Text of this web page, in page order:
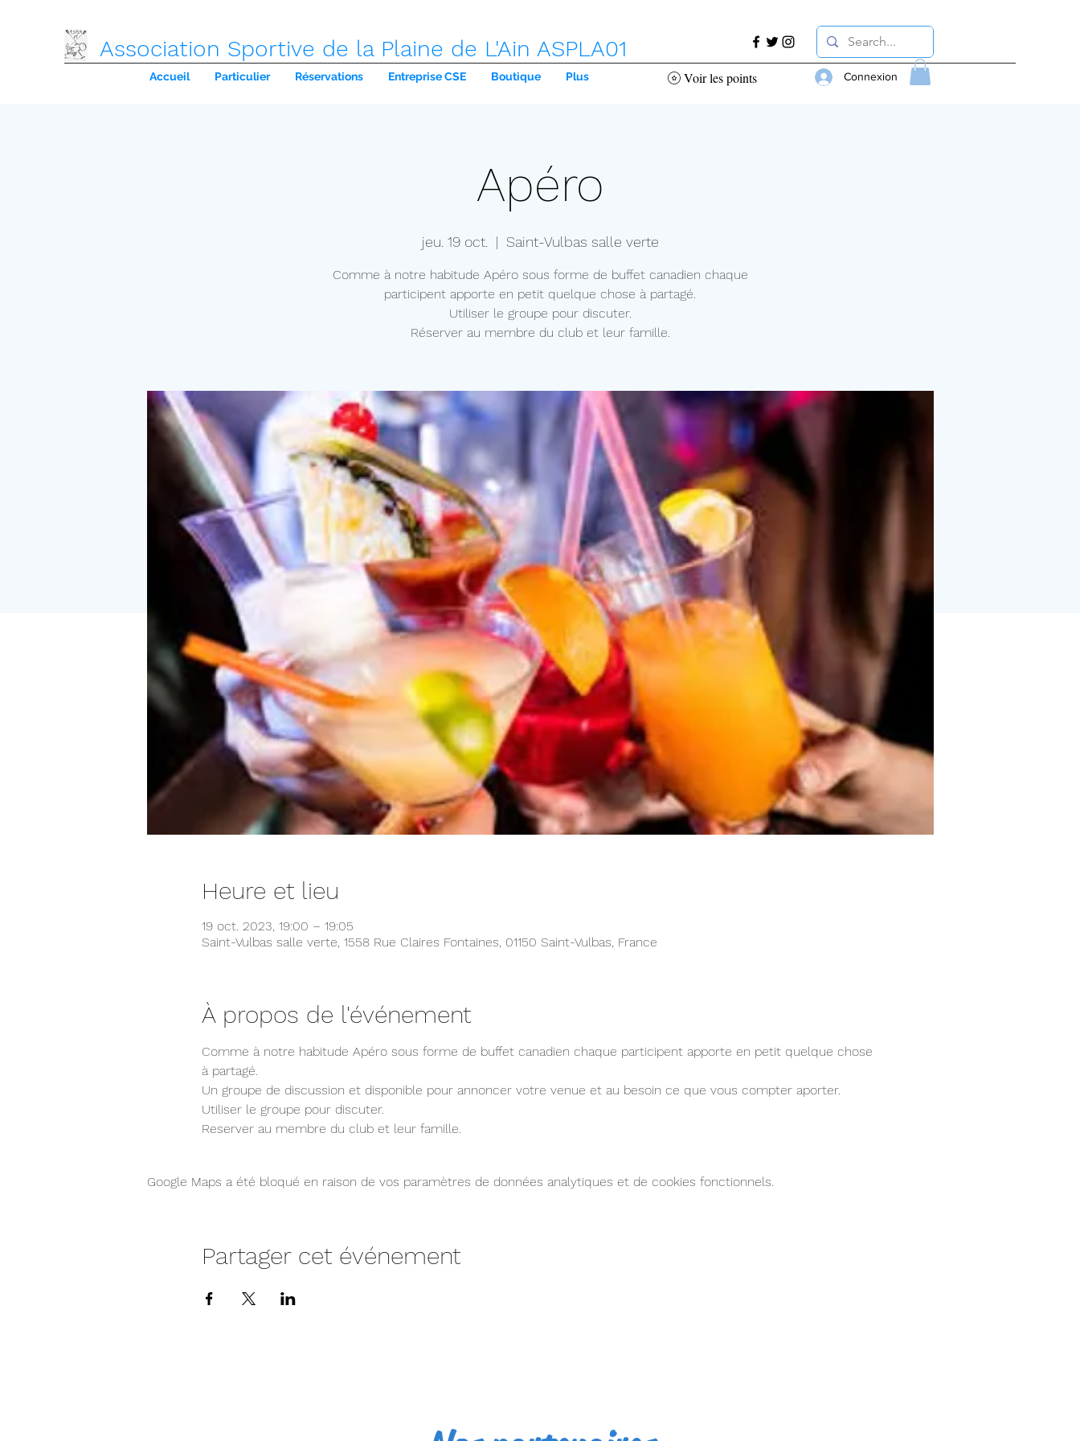
Association Sportive de la Plaine de L'Ain ASPLA01
Accueil Particulier Réservations Entreprise CSE Boutique Plus Connexion
Voir les points
Apéro
jeu. 19 oct.
  |
Saint-Vulbas salle verte
Comme à notre habitude Apéro sous forme de buffet canadien chaque
participent apporte en petit quelque chose à partagé.
Utiliser le groupe pour discuter.
Heure et lieu
19 oct. 2023, 19:00 – 19:05
Saint-Vulbas salle verte, 1558 Rue Claires Fontaines, 01150 Saint-Vulbas, France
À propos de l'événement
Comme à notre habitude Apéro sous forme de buffet canadien chaque participent apporte en petit quelque chose
à partagé.
Un groupe de discussion et disponible pour annoncer votre venue et au besoin ce que vous compter aporter.
Utiliser le groupe pour discuter.
Reserver au membre du club et leur famille.
Google Maps a été bloqué en raison de vos paramètres de données analytiques et de cookies fonctionnels.
Partager cet événement